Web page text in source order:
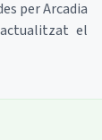
per Arcadia
actualitzat el